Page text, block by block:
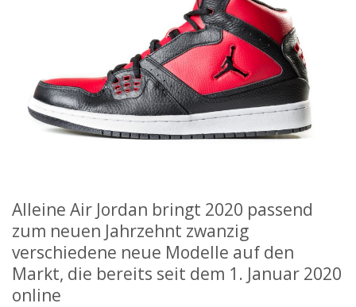
Alleine Air Jordan bringt 2020 passend
zum neuen Jahrzehnt zwanzig
verschiedene neue Modelle auf den
Markt, die bereits seit dem 1. Januar 2020
online